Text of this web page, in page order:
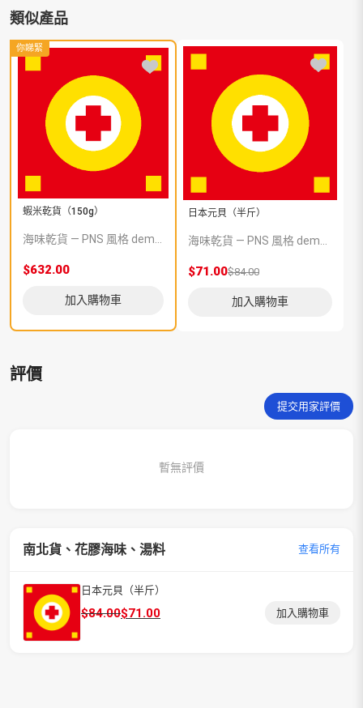
類似產品
你睇緊
蝦米乾貨（150g）
海味乾貨 — PNS 風格 demo 占位商品，方便首頁與分類頁版位演示，上線前由業務替換為真實 SKU。
$632.00
加入購物車
日本元貝（半斤）
海味乾貨 — PNS 風格 demo 占位商品，方便首頁與分類頁版位演示，上線前由業務替換為真實 SKU。
$71.00$84.00
加入購物車
評價
提交用家評價
暫無評價
南北貨、花膠海味、湯料 查看所有
日本元貝（半斤）
$84.00
原
$71.00
目
加入購物車